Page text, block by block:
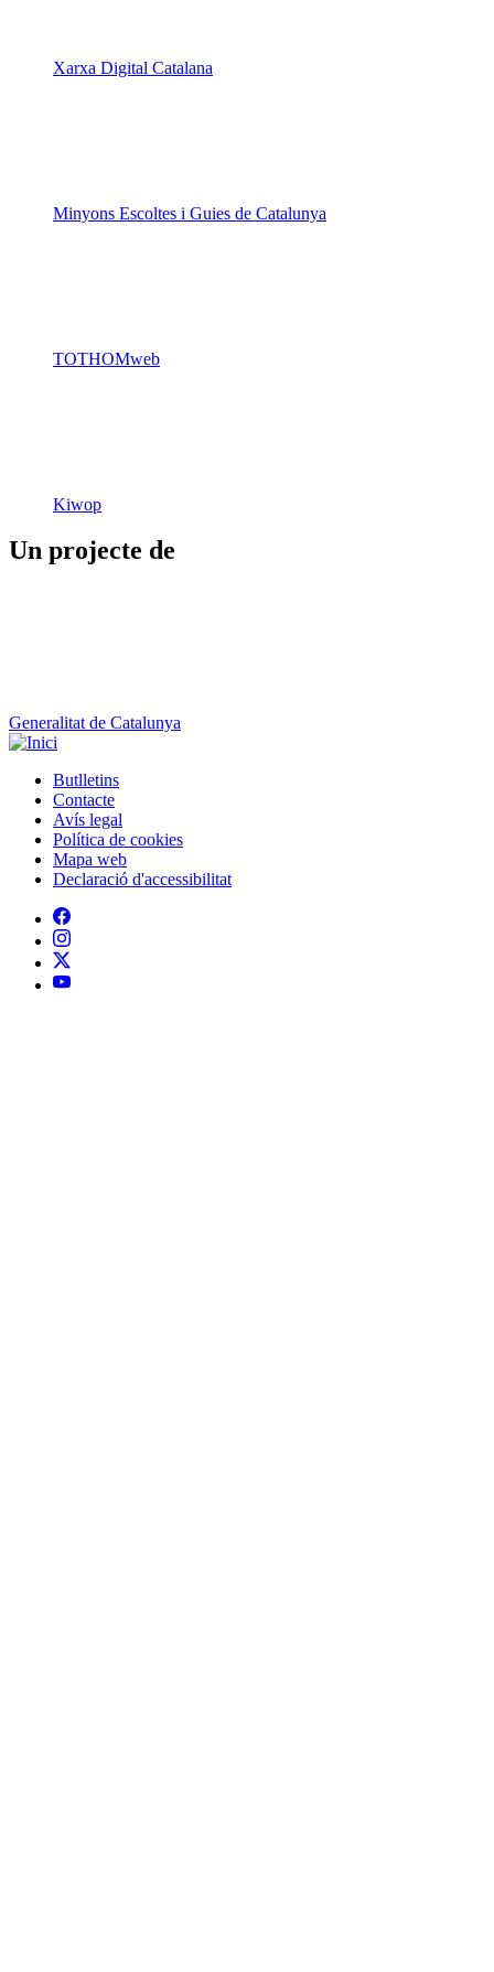
Xarxa Digital Catalana
Minyons Escoltes i Guies de Catalunya
TOTHOMweb
Kiwop
Un projecte de
Generalitat de Catalunya
Peu
Butlletins
Contacte
Avís legal
Política de cookies
Mapa web
Declaració d'accessibilitat